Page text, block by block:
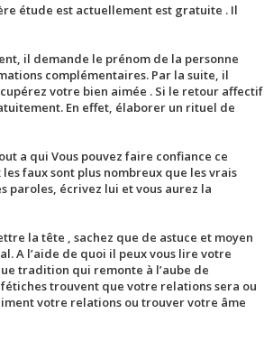
étude est actuellement est gratuite . Il
il demande le prénom de la personne
complémentaires. Par la suite, il
votre bien aimée . Si le retour affectif
En effet, élaborer un rituel de
a qui Vous pouvez faire confiance ce
faux sont plus nombreux que les vrais
paroles, écrivez lui et vous aurez la
la tête , sachez que de astuce et moyen
A l’aide de quoi il peux vous lire votre
tradition qui remonte à l’aube de
trouvent que votre relations sera ou
votre relations ou trouver votre âme